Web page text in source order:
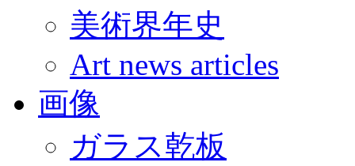
美術界年史
Art news articles
画像
ガラス乾板